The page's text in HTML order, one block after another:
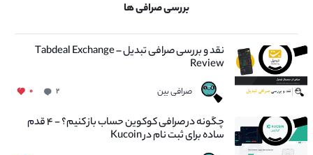
بررسی صرافی ها
نقد و بررسی صرافی تبدیل – Tabdeal Exchange
Review
صرافی بین ۲ ۰
چگونه در صرافی کوکوین حساب باز کنیم؟ - ۴ قدم
ساده برای ثبت نام در Kucoin